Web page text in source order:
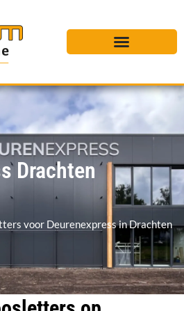
Drachten
voor Deurenexpress in Drachten